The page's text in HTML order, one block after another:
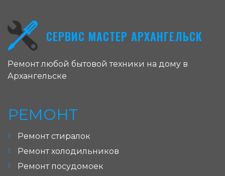
СЕРВИС МАСТЕР АРХАНГЕЛЬСК
Ремонт любой бытовой техники на дому в
Архангельске
РЕМОНТ
Ремонт стиралок
Ремонт холодильников
Ремонт посудомоек